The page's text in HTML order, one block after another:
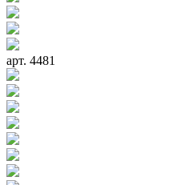
арт. 4481